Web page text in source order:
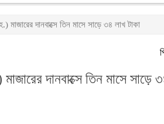
দানবাক্সে তিন মাসে সাড়ে ৩৪ লাখ টাকা
দানবাক্সে তিন মাসে সাড়ে